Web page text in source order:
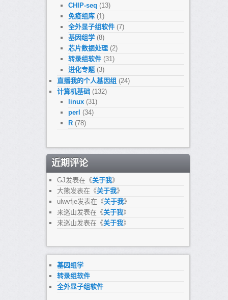
CHIP-seq (13)
免疫组库 (1)
全外显子组软件 (7)
基因组学 (8)
芯片数据处理 (2)
转录组软件 (31)
进化专题 (3)
直播我的个人基因组 (24)
计算机基础(132)
linux (31)
perl (34)
R (78)
近期评论
GJ发表在《关于我》
大熊发表在《关于我》
ulwvfje发表在《关于我》
来巡山发表在《关于我》
来巡山发表在《关于我》
基因组学
转录组软件
全外显子组软件